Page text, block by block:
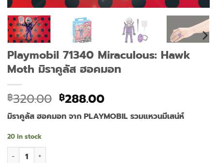
Playmobil 71340 Miraculous: Hawk
Moth มิราคูลัส ฮอคมอท
฿320.00 Original
price
was:
฿288.00
price
is:
มิราคูลัส ฮอคมอท จาก PLAYMOBIL รวมแหวนมีเสน่ห์
20 in stock
Playmobil 71340 Miraculous: Hawk Moth มิราคูลัส ฮอคมอท